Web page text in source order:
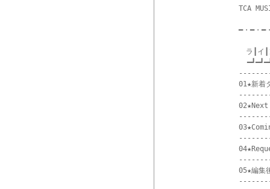
TCA
━・━・━
ラ┃イ┃
01★新着
05★編集